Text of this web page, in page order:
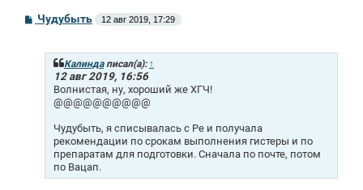
СЧудубыть 12 авг 2019, 17:29
Калиндаписал(а): ↑
12 авг 2019, 16:56
Волнистая, ну, хороший же ХГЧ!
@@@@@@@@@@
Чудубыть, я списывалась с Ре и получала
рекомендации по срокам выполнения гистеры и по
препаратам для подготовки. Сначала по почте, потом
по Вацап.